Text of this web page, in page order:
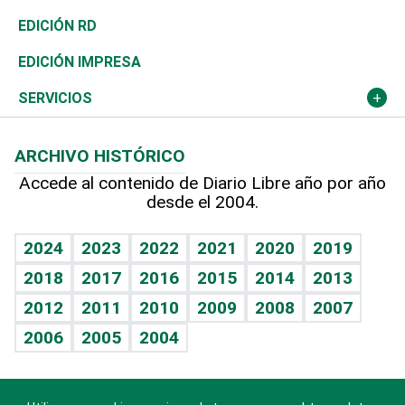
Ocenanía
Caribe
Resto del mundo
Telecom.
Global y variable
Economía personal
Sociales
Novedades
Podcast Arte Libre
Hablando con el pediatra
Vida y familia
Eñe
Celebrando la vida
Sin complejos
En pocas palabras
Tenis
Olimpismo
Más deportes
Línea de hit
BRV
TBT Deportivo
En Directo
Frente al Statu Quo
El Espía
Columnistas
Más firmas
Historia
Despertando al gigante
Cambio climático
Revista
Deportes
Opinión
Hecho en casa
Guía del dinero
EDICIÓN RD
EDICIÓN IMPRESA
SERVICIOS
Cumpleaños
Horóscopos
Juegos
ARCHIVO HISTÓRICO
Accede al contenido de Diario Libre año por año
desde el 2004.
2024 2023 2022 2021 2020
2019
2018
2017 2016 2015 2014
2013
2012
2011 2010 2009 2008
2007
2006
2005 2004